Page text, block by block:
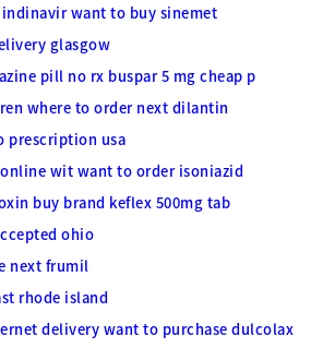
indinavir want to buy sinemet
glasgow
pill no rx buspar 5 mg cheap p
where to order next dilantin
prescription usa
wit want to order isoniazid
buy brand keflex 500mg tab
ohio
next frumil
rhode island
delivery want to purchase dulcolax